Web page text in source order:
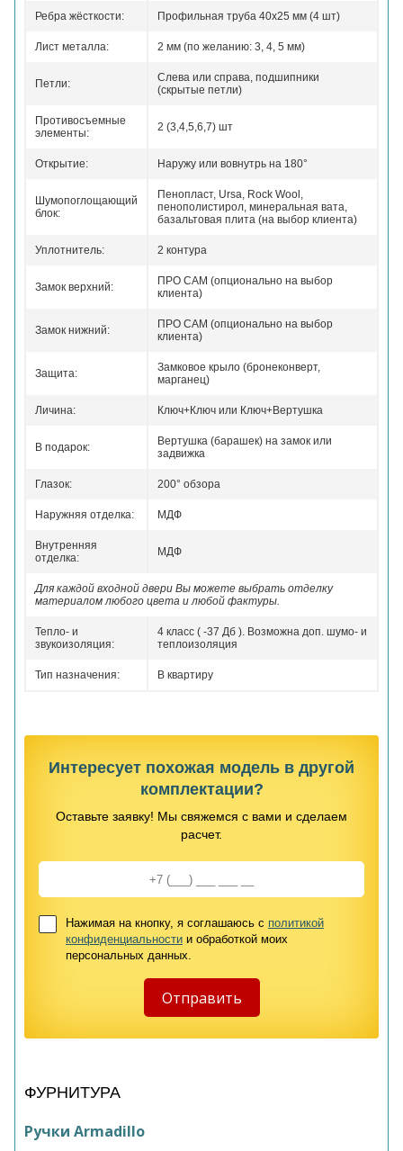
Ребра жёсткости: Профильная труба 40х25 мм (4 шт)
Лист металла: 2 мм (по желанию: 3, 4, 5 мм)
Петли:
Слева или справа, подшипники
(скрытые петли)
Противосъемные
элементы:
2 (3,4,5,6,7) шт
Открытие: Наружу или вовнутрь на 180°
Шумопоглощающий
блок:
Пенопласт, Ursa, Rock Wool,
пенополистирол, минеральная вата,
базальтовая плита (на выбор клиента)
Уплотнитель: 2 контура
Замок верхний:
ПРО САМ (опционально на выбор
клиента)
Замок нижний:
ПРО САМ (опционально на выбор
клиента)
Защита:
Замковое крыло (бронеконверт,
марганец)
Личина: Ключ+Ключ или Ключ+Вертушка
В подарок:
Вертушка (барашек) на замок или
задвижка
Глазок: 200° обзора
Наружняя отделка: МДФ
Внутренняя
отделка:
МДФ
Для каждой входной двери Вы можете выбрать отделку
материалом любого цвета и любой фактуры.
Тепло- и
звукоизоляция:
4 класс ( -37 Дб ). Возможна доп. шумо- и
теплоизоляция
Тип назначения: В квартиру
Интересует похожая модель в другой
комплектации?
Оставьте заявку! Мы свяжемся с вами и сделаем
расчет.
Нажимая на кнопку, я соглашаюсь с политикой
конфиденциальности и обработкой моих
персональных данных.
ФУРНИТУРА
Ручки Armadillo